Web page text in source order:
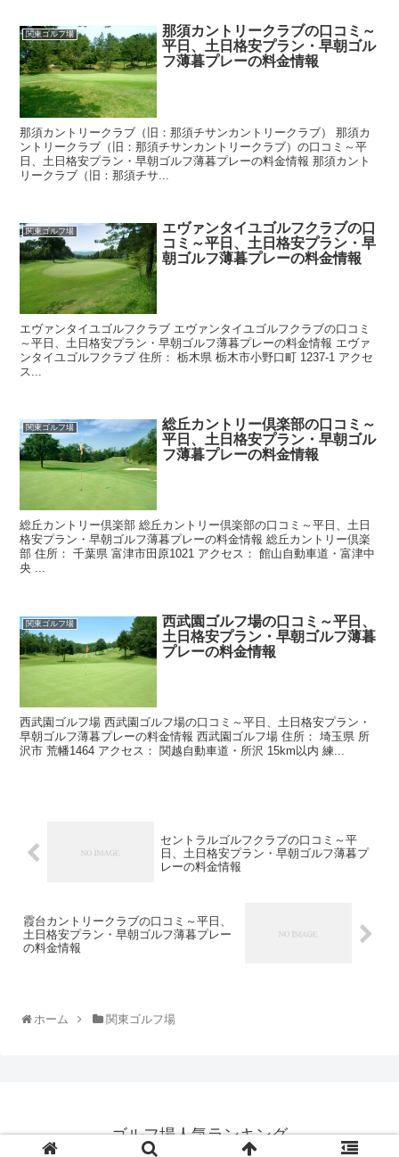
関東ゴルフ場
那須カントリークラブの口コミ～
平日、土日格安プラン・早朝ゴル
フ薄暮プレーの料金情報
那須カントリークラブ（旧：那須チサンカントリークラブ） 那須カ
ントリークラブ（旧：那須チサンカントリークラブ）の口コミ～平
日、土日格安プラン・早朝ゴルフ薄暮プレーの料金情報 那須カント
リークラブ（旧：那須チサ...
関東ゴルフ場
エヴァンタイユゴルフクラブの口
コミ～平日、土日格安プラン・早
朝ゴルフ薄暮プレーの料金情報
エヴァンタイユゴルフクラブ エヴァンタイユゴルフクラブの口コミ
～平日、土日格安プラン・早朝ゴルフ薄暮プレーの料金情報 エヴァ
ンタイユゴルフクラブ 住所： 栃木県 栃木市小野口町 1237-1 アクセ
ス...
関東ゴルフ場
総丘カントリー倶楽部の口コミ～
平日、土日格安プラン・早朝ゴル
フ薄暮プレーの料金情報
総丘カントリー倶楽部 総丘カントリー倶楽部の口コミ～平日、土日
格安プラン・早朝ゴルフ薄暮プレーの料金情報 総丘カントリー倶楽
部 住所： 千葉県 富津市田原1021 アクセス： 館山自動車道・富津中
央 ...
関東ゴルフ場
西武園ゴルフ場の口コミ～平日、
土日格安プラン・早朝ゴルフ薄暮
プレーの料金情報
西武園ゴルフ場 西武園ゴルフ場の口コミ～平日、土日格安プラン・
早朝ゴルフ薄暮プレーの料金情報 西武園ゴルフ場 住所： 埼玉県 所
沢市 荒幡1464 アクセス： 関越自動車道・所沢 15km以内 練...
セントラルゴルフクラブの口コミ～平
日、土日格安プラン・早朝ゴルフ薄暮プ
レーの料金情報
霞台カントリークラブの口コミ～平日、
土日格安プラン・早朝ゴルフ薄暮プレー
の料金情報
ホーム 関東ゴルフ場
ゴルフ場人気ランキング